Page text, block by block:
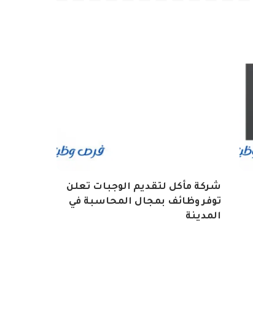
شركة مأكل لتقديم الوجبات تعلن
توفر وظائف بمجال المحاسبة في
المدينة